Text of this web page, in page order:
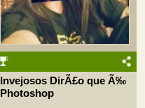
Invejosos DirÃ£o que Ã‰
Photoshop